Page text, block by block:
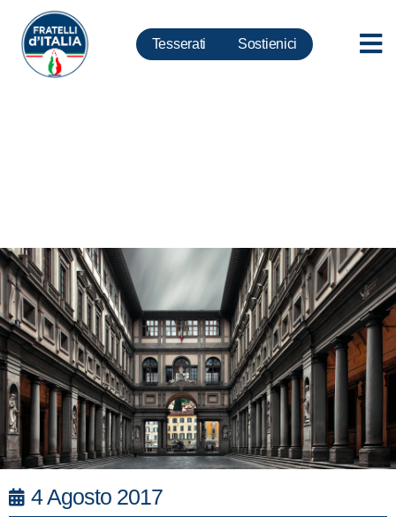
Tesserati Sostienici
4 Agosto 2017